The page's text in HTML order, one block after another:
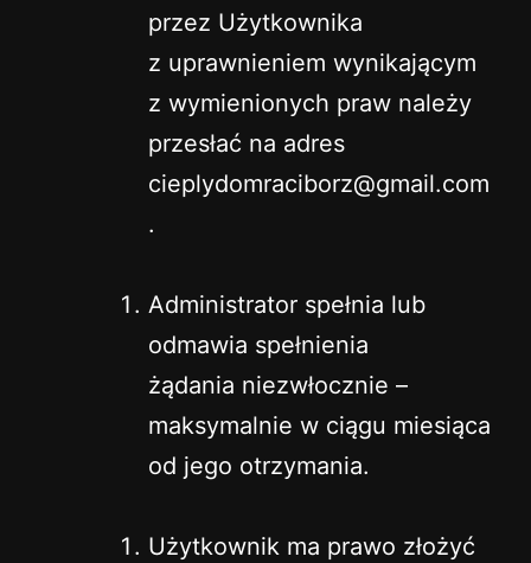
przez Użytkownika
z uprawnieniem wynikającym
z wymienionych praw należy
przesłać na adres
cieplydomraciborz@gmail.com
.
Administrator spełnia lub
odmawia spełnienia
żądania niezwłocznie –
maksymalnie w ciągu miesiąca
od jego otrzymania.
Użytkownik ma prawo złożyć